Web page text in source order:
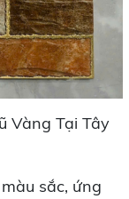
Vàng Tại Tây
sắc, ứng